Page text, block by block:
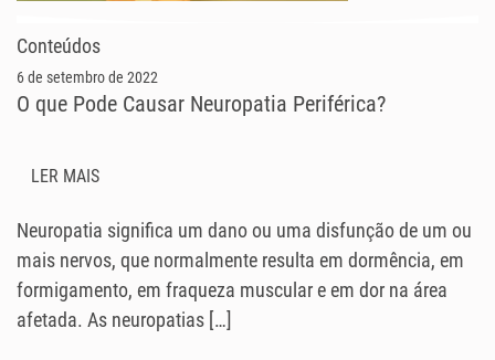
Conteúdos
6 de setembro de 2022
O que Pode Causar Neuropatia Periférica?
LER MAIS
Neuropatia significa um dano ou uma disfunção de um ou
mais nervos, que normalmente resulta em dormência, em
formigamento, em fraqueza muscular e em dor na área
afetada. As neuropatias […]